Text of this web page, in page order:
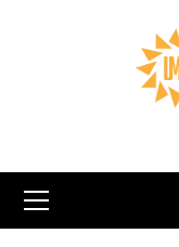
Primary
Menu